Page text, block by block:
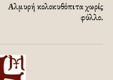
Αλμυρή κολοκυθόπιτα χωρίς
φύλλο.